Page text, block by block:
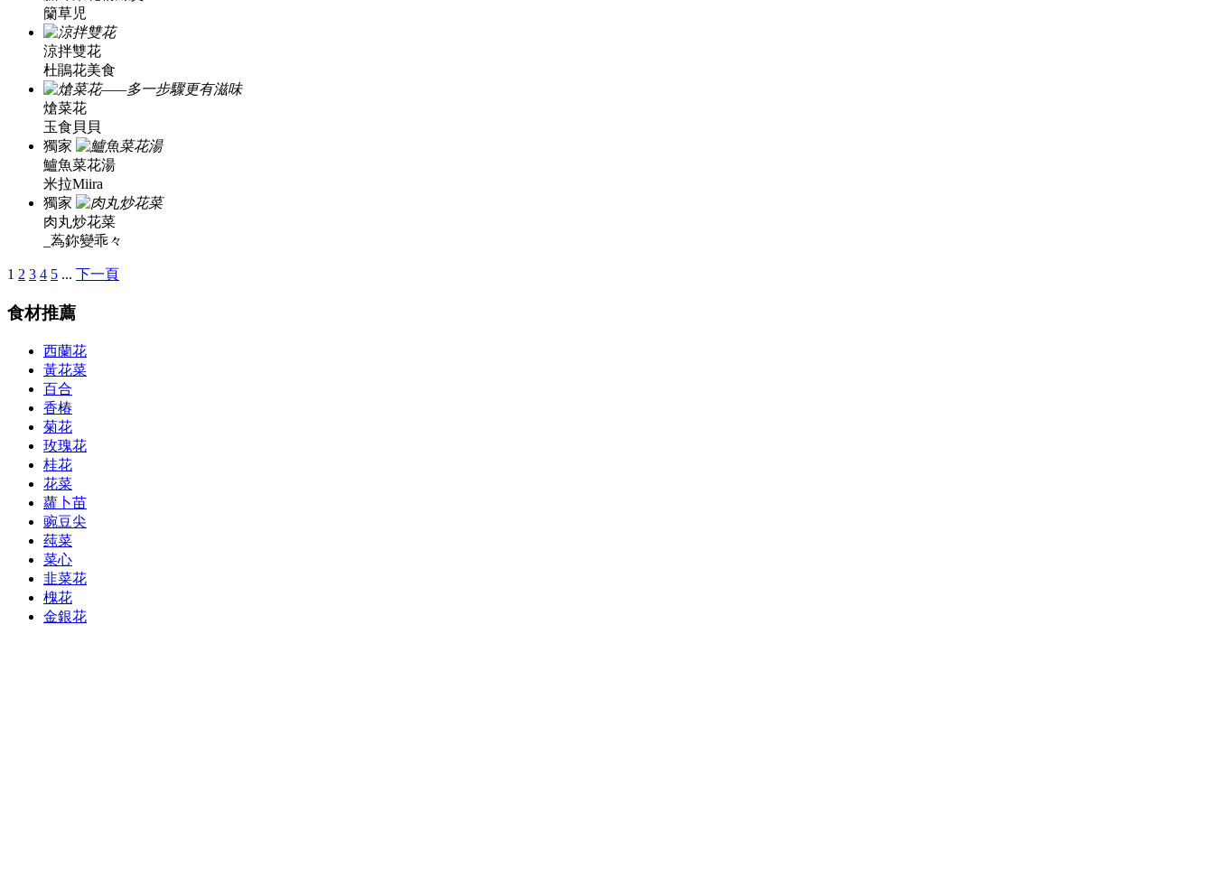
籣草児
涼拌雙花
杜鵑花美食
熗菜花
玉食貝貝
獨家
鱸魚菜花湯
米拉Miira
獨家
肉丸炒花菜
_蒍鉨變乖々
1 2 3 4 5 ... 下一頁
食材推薦
西蘭花
黃花菜
百合
香椿
菊花
玫瑰花
桂花
花菜
蘿卜苗
豌豆尖
莼菜
菜心
韭菜花
槐花
金銀花